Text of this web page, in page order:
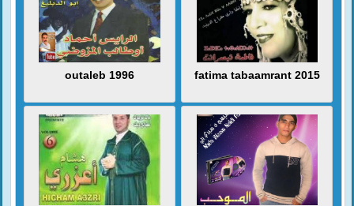
outaleb 1996 fatima tabaamrant 2015